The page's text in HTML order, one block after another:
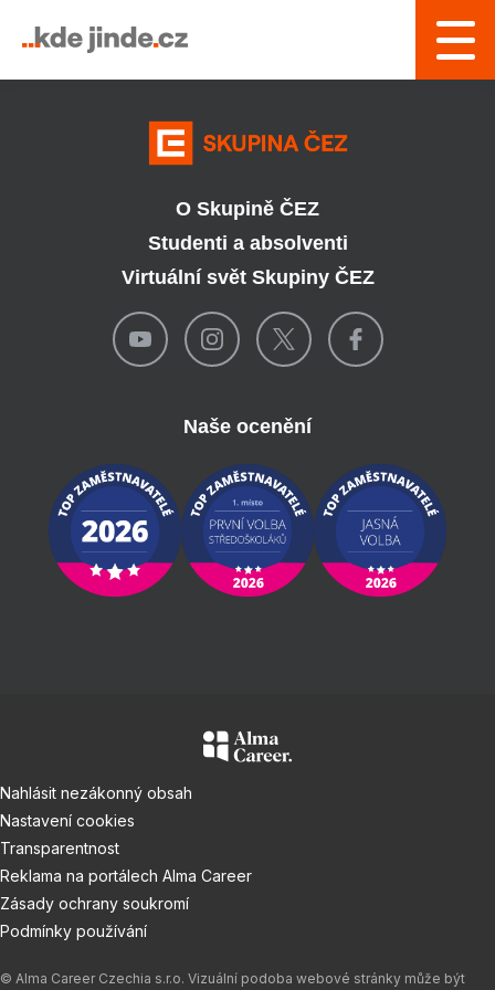
O Skupině ČEZ
Studenti a absolventi
Virtuální svět Skupiny ČEZ
Naše ocenění
Nahlásit nezákonný obsah
Nastavení cookies
Transparentnost
Reklama na portálech Alma Career
Zásady ochrany soukromí
Podmínky používání
© Alma Career Czechia s.r.o. Vizuální podoba webové stránky může být